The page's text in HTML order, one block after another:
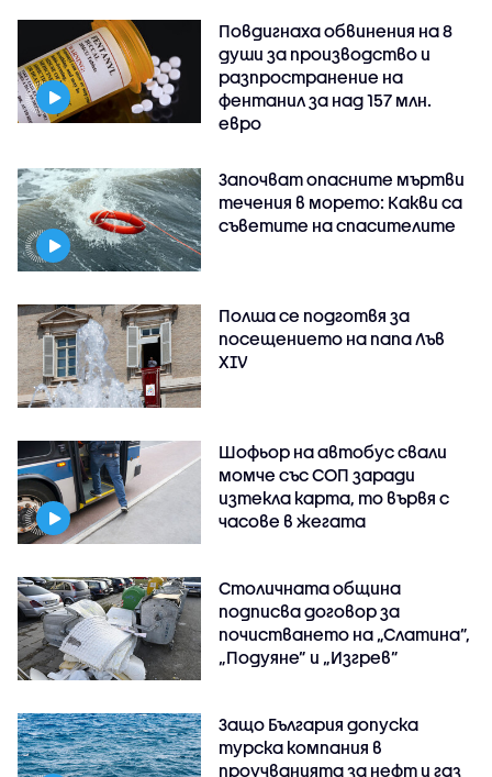
Повдигнаха обвинения на 8
души за производство и
разпространение на
фентанил за над 157 млн.
евро
Започват опасните мъртви
течения в морето: Какви са
съветите на спасителите
Полша се подготвя за
посещението на папа Лъв
XIV
Шофьор на автобус свали
момче със СОП заради
изтекла карта, то вървя с
часове в жегата
Столичната община
подписва договор за
почистването на „Слатина”,
„Подуяне” и „Изгрев”
Защо България допуска
турска компания в
проучванията за нефт и газ